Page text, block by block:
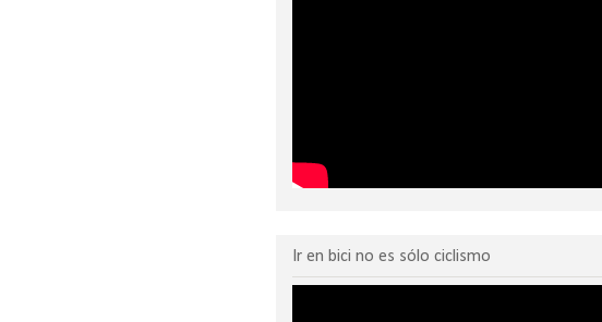
Ir en bici no es sólo ciclismo